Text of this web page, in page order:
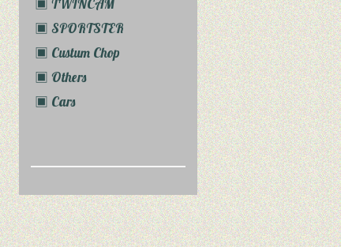
▣ TWINCAM
▣ SPORTSTER
▣ Custum Chop
▣ Others
▣ Cars